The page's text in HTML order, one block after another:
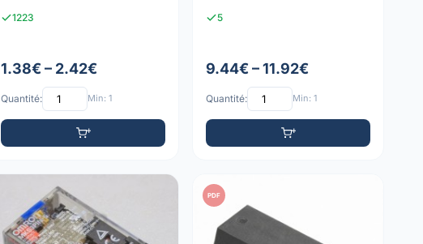
1223
1.38€ – 2.42€
Quantité: Min: 1
5
9.44€ – 11.92€
Quantité: Min: 1
PDF